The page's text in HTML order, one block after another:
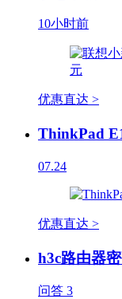
10小时前
优惠直达 >
ThinkPad
07.24
优惠直达 >
h3c路由器
问答 3